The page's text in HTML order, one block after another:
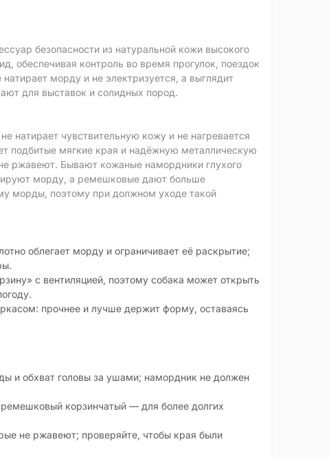
безопасности из натуральной кожи высокого
обеспечивая контроль во время прогулок, поездок
морду и не электризуется, а выглядит
для выставок и солидных пород.
натирает чувствительную кожу и не нагревается
подбитые мягкие края и надёжную металлическую
ржавеют. Бывают кожаные намордники глухого
морду, а ремешковые дают больше
морды, поэтому при должном уходе такой
облегает морду и ограничивает её раскрытие;
с вентиляцией, поэтому собака может открыть
прочнее и лучше держит форму, оставаясь
и обхват головы за ушами; намордник не должен
корзинчатый — для более долгих
не ржавеют; проверяйте, чтобы края были